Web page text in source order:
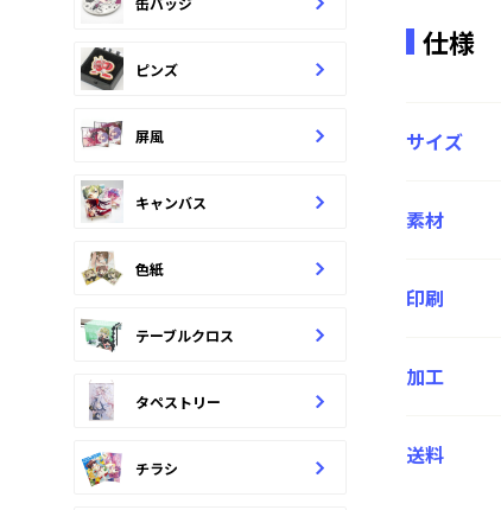
ピンズ
屏風
キャンバス
色紙
テーブルクロス
タペストリー
チラシ
仕様
サイズ
素材
印刷
加工
送料